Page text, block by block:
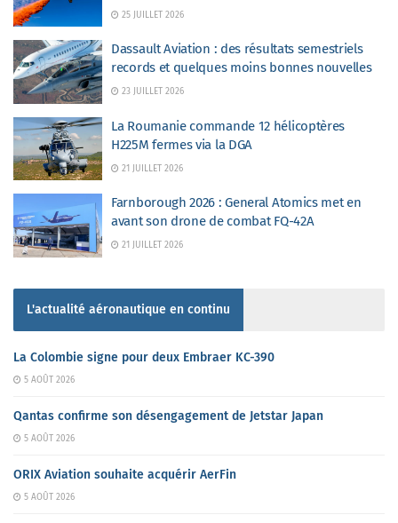
25 JUILLET 2026
Dassault Aviation : des résultats semestriels
records et quelques moins bonnes nouvelles
23 JUILLET 2026
La Roumanie commande 12 hélicoptères
H225M fermes via la DGA
21 JUILLET 2026
Farnborough 2026 : General Atomics met en
avant son drone de combat FQ-42A
21 JUILLET 2026
L'actualité aéronautique en continu
La Colombie signe pour deux Embraer KC-390
5 AOÛT 2026
Qantas confirme son désengagement de Jetstar Japan
5 AOÛT 2026
ORIX Aviation souhaite acquérir AerFin
5 AOÛT 2026